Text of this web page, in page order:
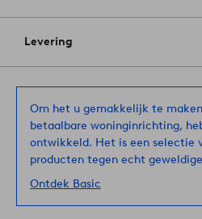
Levering
Om het u gemakkelijk te
betaalbare woninginrichting,
ontwikkeld. Het is een selectie
producten tegen echt
Ontdek Basic